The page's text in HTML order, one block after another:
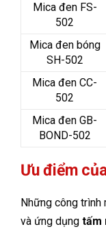
Mica đen FS-
502
Mica đen bóng
SH-502
Mica đen CC-
502
Mica đen GB-
BOND-502
Ưu điểm
Những công trình
và ứng dụng tấm